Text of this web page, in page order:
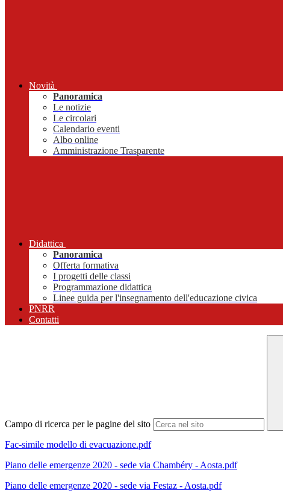
Novità
Panoramica
Le notizie
Le circolari
Calendario eventi
Albo online
Amministrazione Trasparente
Didattica
Panoramica
Offerta formativa
I progetti delle classi
Programmazione didattica
Linee guida per l'insegnamento dell'educazione civica
PNRR
Contatti
Campo di ricerca per le pagine del sito
Fac-simile modello di evacuazione.pdf
Piano delle emergenze 2020 - sede via Chambéry - Aosta.pdf
Piano delle emergenze 2020 - sede via Festaz - Aosta.pdf